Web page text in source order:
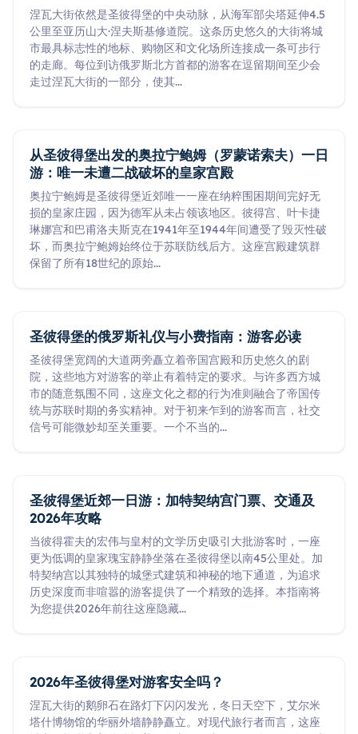
涅瓦大街依然是圣彼得堡的中央动脉，从海军部尖塔延伸4.5
公里至亚历山大·涅夫斯基修道院。这条历史悠久的大街将城
市最具标志性的地标、购物区和文化场所连接成一条可步行
的走廊。每位到访俄罗斯北方首都的游客在逗留期间至少会
走过涅瓦大街的一部分，使其...
从圣彼得堡出发的奥拉宁鲍姆（罗蒙诺索夫）一日
游：唯一未遭二战破坏的皇家宫殿
奥拉宁鲍姆是圣彼得堡近郊唯一一座在纳粹围困期间完好无
损的皇家庄园，因为德军从未占领该地区。彼得宫、叶卡捷
琳娜宫和巴甫洛夫斯克在1941年至1944年间遭受了毁灭性破
坏，而奥拉宁鲍姆始终位于苏联防线后方。这座宫殿建筑群
保留了所有18世纪的原始...
圣彼得堡的俄罗斯礼仪与小费指南：游客必读
圣彼得堡宽阔的大道两旁矗立着帝国宫殿和历史悠久的剧
院，这些地方对游客的举止有着特定的要求。与许多西方城
市的随意氛围不同，这座文化之都的行为准则融合了帝国传
统与苏联时期的务实精神。对于初来乍到的游客而言，社交
信号可能微妙却至关重要。一个不当的...
圣彼得堡近郊一日游：加特契纳宫门票、交通及
2026年攻略
当彼得霍夫的宏伟与皇村的文学历史吸引大批游客时，一座
更为低调的皇家瑰宝静静坐落在圣彼得堡以南45公里处。加
特契纳宫以其独特的城堡式建筑和神秘的地下通道，为追求
历史深度而非喧嚣的游客提供了一个精致的选择。本指南将
为您提供2026年前往这座隐藏...
2026年圣彼得堡对游客安全吗？
涅瓦大街的鹅卵石在路灯下闪闪发光，冬日天空下，艾尔米
塔什博物馆的华丽外墙静静矗立。对现代旅行者而言，这座